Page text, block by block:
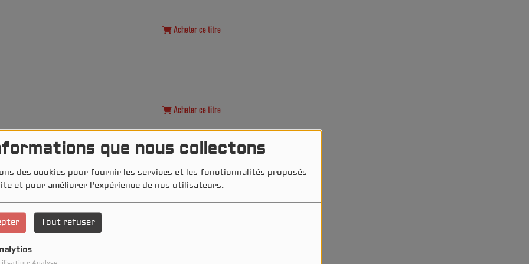
que nous collectons
des cookies pour fournir les services et les fonctionnalités proposés
et pour améliorer l'expérience de nos utilisateurs.
Tout refuser
Acheter ce titre
Acheter ce titre
Acheter ce titre